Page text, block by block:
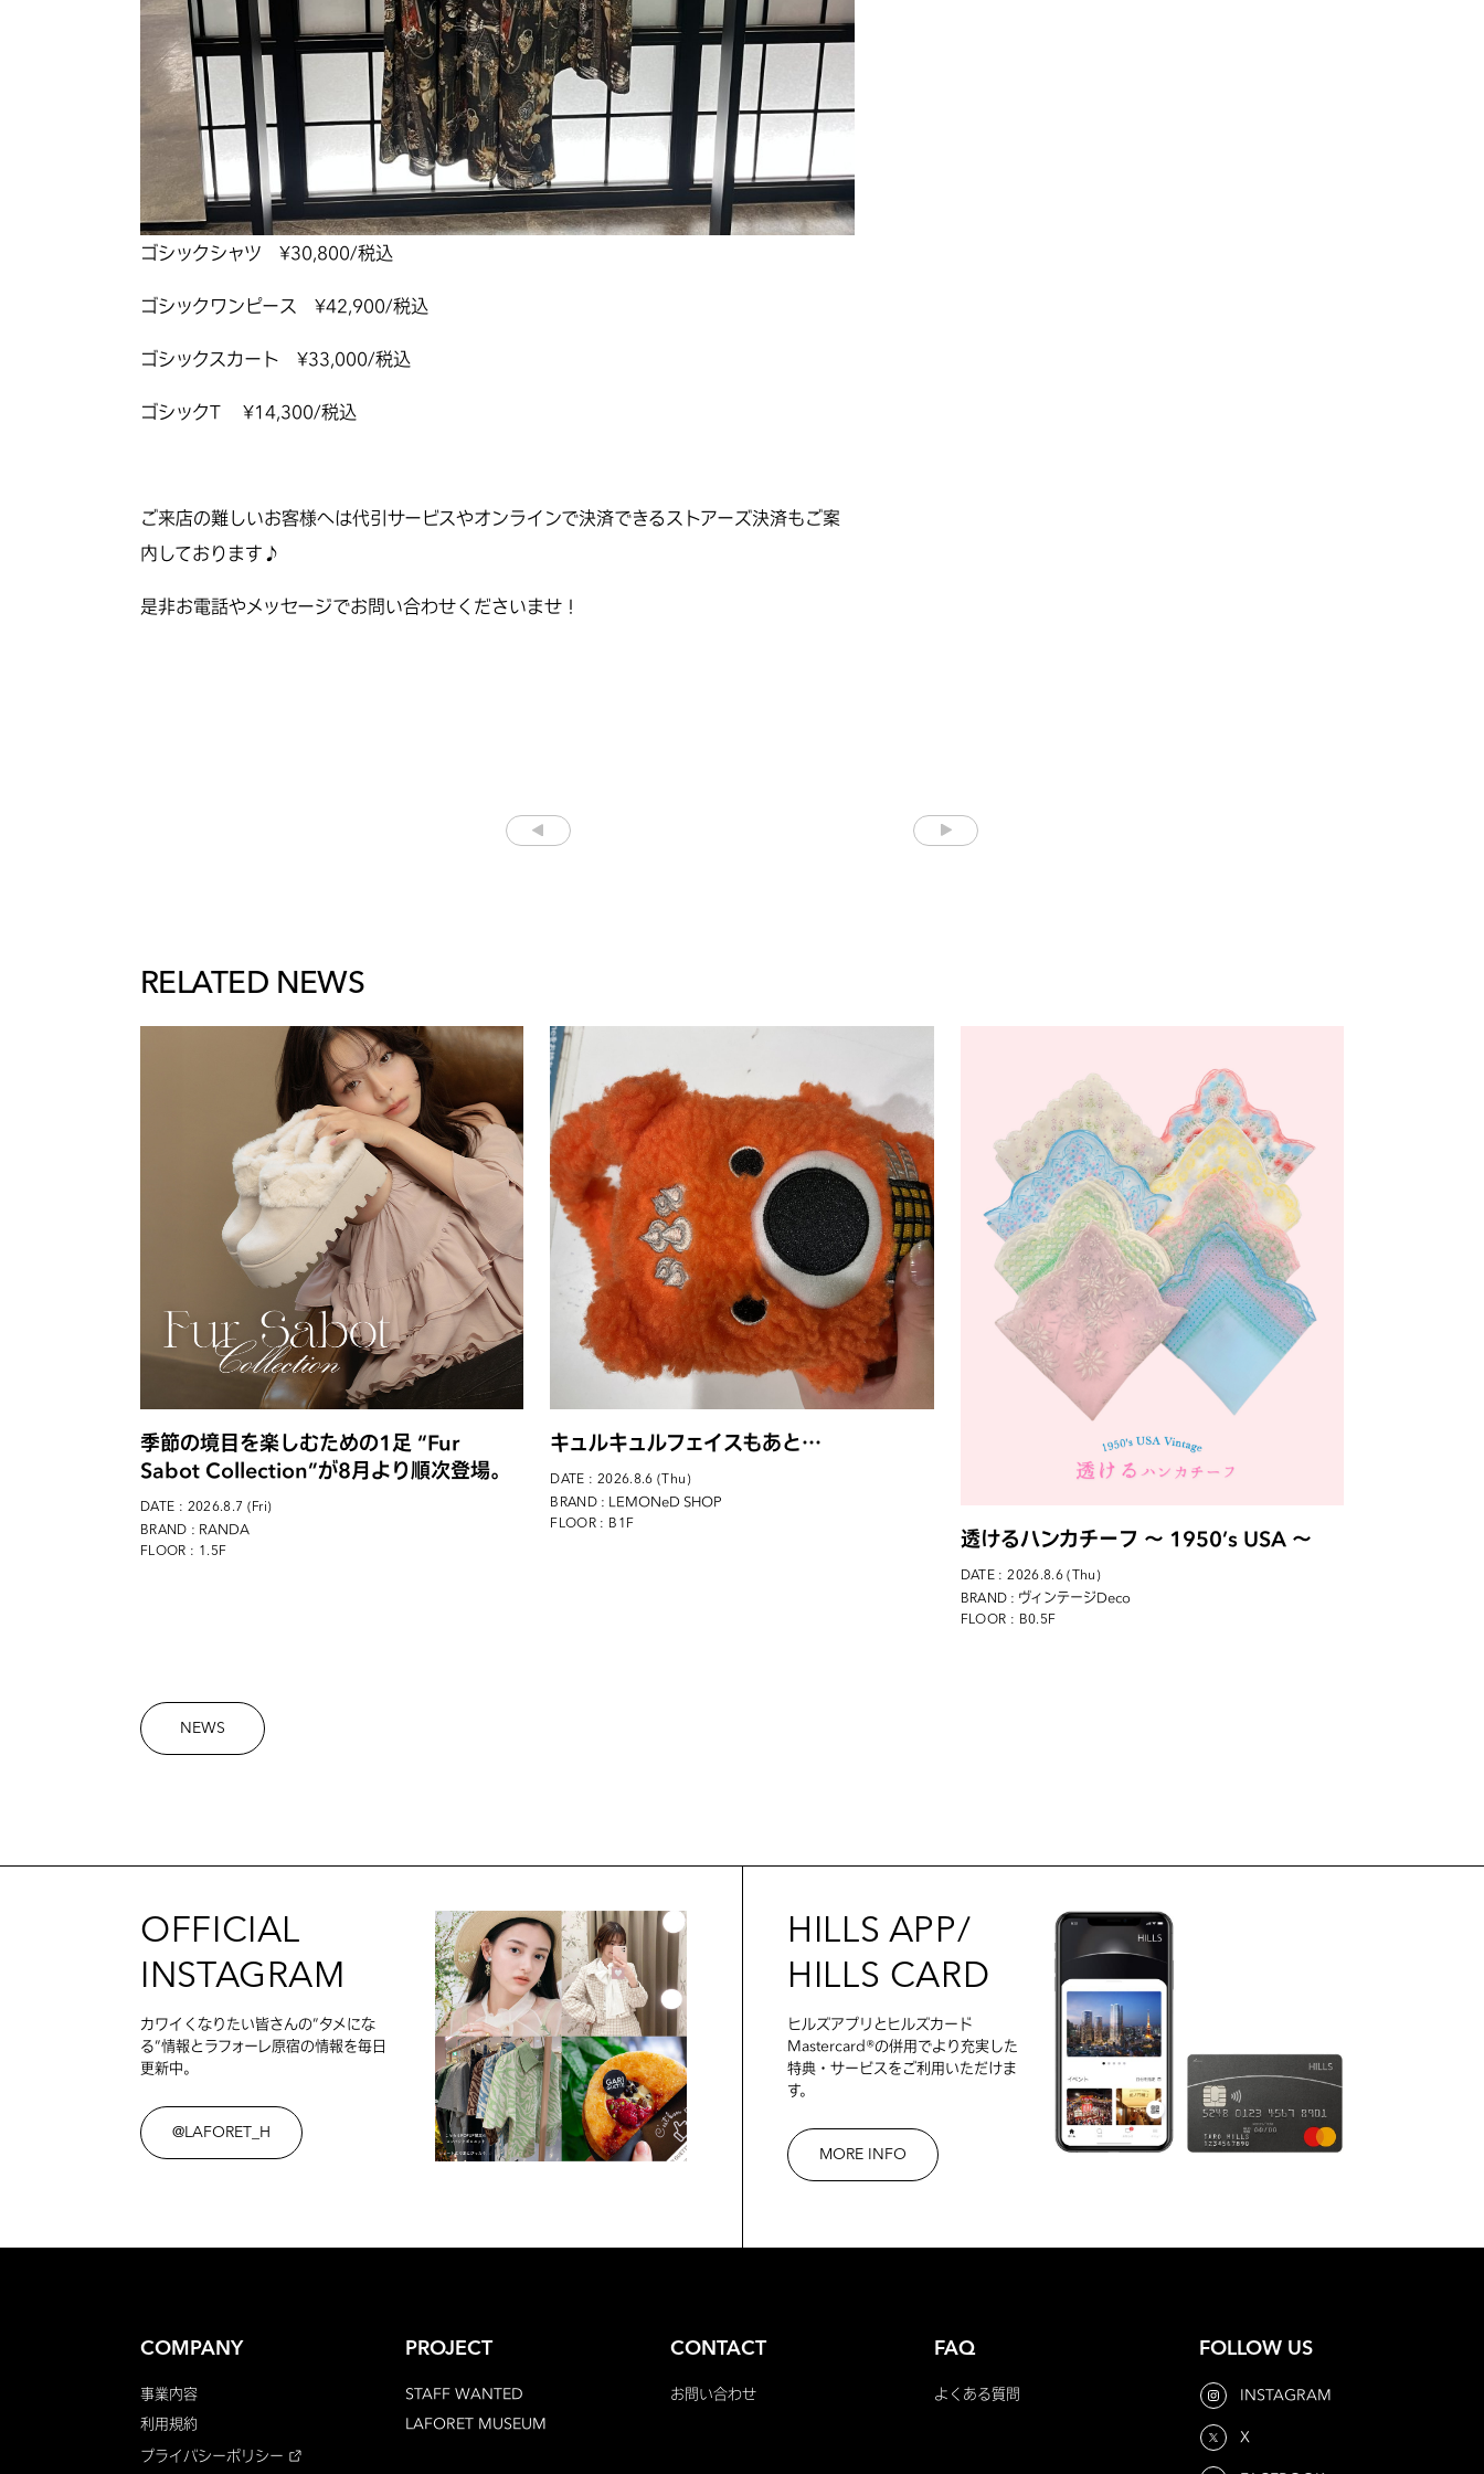
ゴシックシャツ ¥30,800/税込
ゴシックワンピース ¥42,900/税込
ゴシックスカート ¥33,000/税込
ゴシックT ¥14,300/税込
ご来店の難しいお客様へは代引サービスやオンラインで決済できるストアーズ決済もご案
内しております♪
是非お電話やメッセージでお問い合わせくださいませ！
RELATED NEWS
季節の境目を楽しむための1足 “Fur
Sabot Collection”が8月より順次登場。
DATE : 2026.8.7 (Fri)
BRAND : RANDA
FLOOR : 1.5F
キュルキュルフェイスもあと…
DATE : 2026.8.6 (Thu)
BRAND : LEMONeD SHOP
FLOOR : B1F
透けるハンカチーフ 〜 1950’s USA 〜
DATE : 2026.8.6 (Thu)
BRAND : ヴィンテージDeco
FLOOR : B0.5F
NEWS
OFFICIAL
INSTAGRAM
カワイくなりたい皆さんの”タメにな
る”情報とラフォーレ原宿の情報を毎日
更新中。
@LAFORET_H
HILLS APP/
HILLS CARD
ヒルズアプリとヒルズカード
Mastercard®の併用でより充実した
特典・サービスをご利用いただけま
す。
MORE INFO
COMPANY
事業内容
利用規約
プライバシーポリシー
PROJECT
STAFF WANTED
LAFORET MUSEUM
CONTACT
お問い合わせ
FAQ
よくある質問
FOLLOW US
INSTAGRAM
X